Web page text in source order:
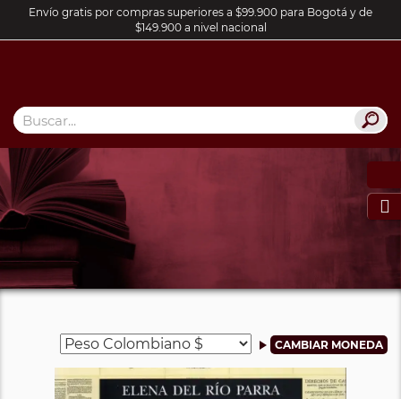
Envío gratis por compras superiores a $99.900 para Bogotá y de
$149.900 a nivel nacional
